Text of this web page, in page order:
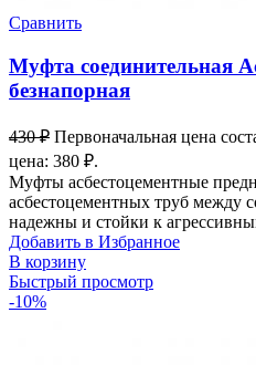
Сравнить
Муфта соединительная
безнапорная
430₽ Первоначальная цена
цена: 380 ₽.
Муфты асбестоцементные
асбестоцементных труб между
надежны и стойки к
Добавить в Избранное
В корзину
Быстрый просмотр
-10%